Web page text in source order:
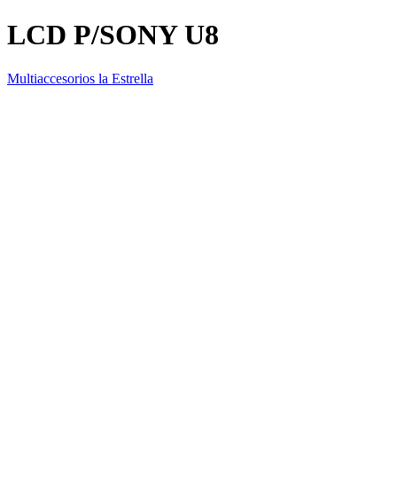
LCD P/SONY U8
Multiaccesorios la Estrella